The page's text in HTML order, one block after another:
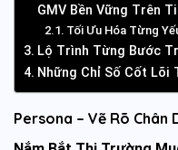
GMV Bền Vững Trên
Tối Ưu Hóa Từng
Lộ Trình Từng Bước
Những Chỉ Số Cốt Lõi
Persona – Vẽ Rõ Chân